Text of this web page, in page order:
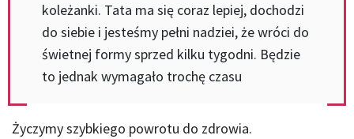
koleżanki. Tata ma się coraz lepiej, dochodzi
do siebie i jesteśmy pełni nadziei, że wróci do
świetnej formy sprzed kilku tygodni. Będzie
to jednak wymagało trochę czasu
Życzymy szybkiego powrotu do zdrowia.